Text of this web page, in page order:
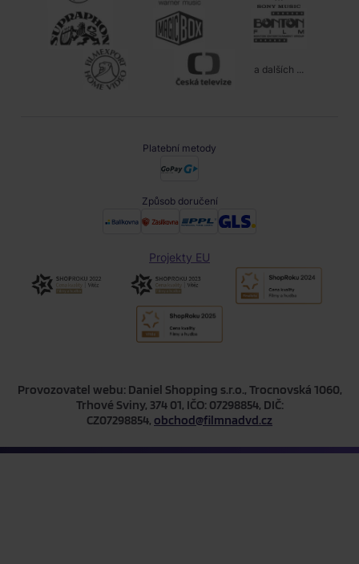
a dalších ...
Platební metody
Způsob doručení
Projekty EU
Provozovatel webu: Daniel Shopping s.r.o., Trocnovská 1060,
Trhové Sviny, 374 01, IČO: 07298854, DIČ:
CZ07298854, obchod@filmnadvd.cz